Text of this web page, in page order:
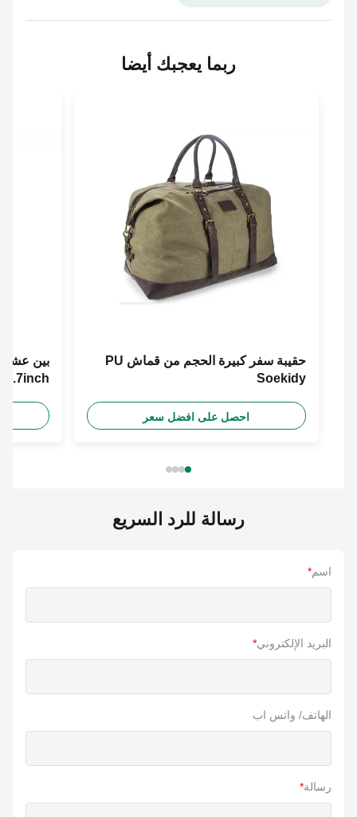
ربما يعجبك أيضا
حقيبة سفر كبيرة الحجم من قماش PU
Soekidy
احصل على افضل سعر
بين عشية
L21.7inch حقيبة الكتف
رسالة للرد السريع
البريد الإلكتروني*
الهاتف/ واتس اب
رسالة